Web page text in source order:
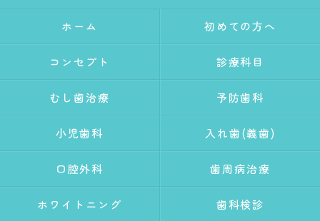
ホーム 初めての方へ
コンセプト 診療科目
むし歯治療 予防歯科
小児歯科 入れ歯(義歯)
口腔外科 歯周病治療
ホワイトニング 歯科検診